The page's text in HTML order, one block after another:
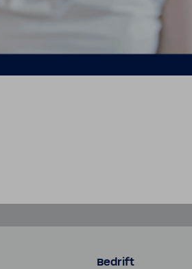
Bedrift